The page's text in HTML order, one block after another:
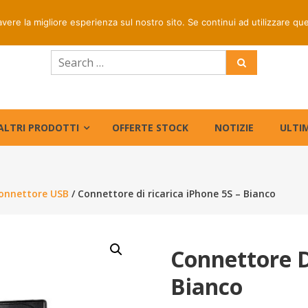
PRODOTTI OFFERTE STOCK NOTIZIE
USB / Connettore di ricarica iPhone 5S – Bianco
Connettore
Bianco
la migliore esperienza sul nostro sito. Se continui ad utilizzare